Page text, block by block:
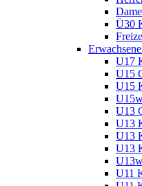
Ü30
U17
U15
U15
U13
U13
U13
U13
U11